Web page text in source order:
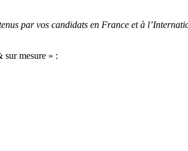
par vos candidats en France et à
sur mesure » :